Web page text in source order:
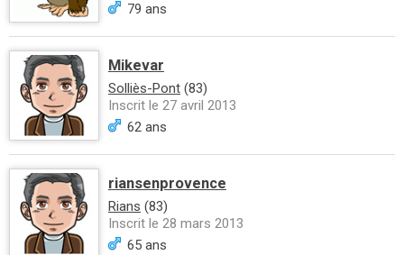
79 ans
Mikevar
Solliès-Pont (83)
Inscrit le 27 avril 2013
62 ans
riansenprovence
Rians (83)
Inscrit le 28 mars 2013
65 ans